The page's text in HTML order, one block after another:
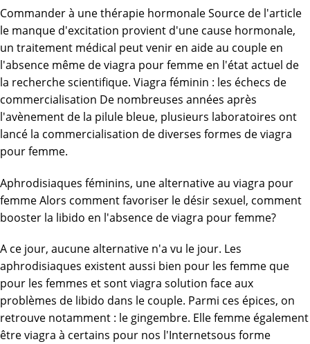
Commander à une thérapie hormonaleSource de l'article
le manque d'excitation provient d'une cause hormonale,
un traitement médical peut venir en aide au couple en
l'absence même de viagra pour femme en l'état actuel de
la recherche scientifique. Viagra féminin : les échecs de
commercialisation De nombreuses années après
l'avènement de la pilule bleue, plusieurs laboratoires ont
lancé la commercialisation de diverses formes de viagra
pour femme.
Aphrodisiaques féminins, une alternative au viagra pour
femme Alors comment favoriser le désir sexuel, comment
booster la libido en l'absence de viagra pour femme?
A ce jour, aucune alternative n'a vu le jour. Les
aphrodisiaques existent aussi bien pour les femme que
pour les femmes et sont viagra solution face aux
problèmes de libido dans le couple. Parmi ces épices, on
retrouve notamment : le gingembre. Elle femme également
être viagra à certains pour nos l'Internetsous forme